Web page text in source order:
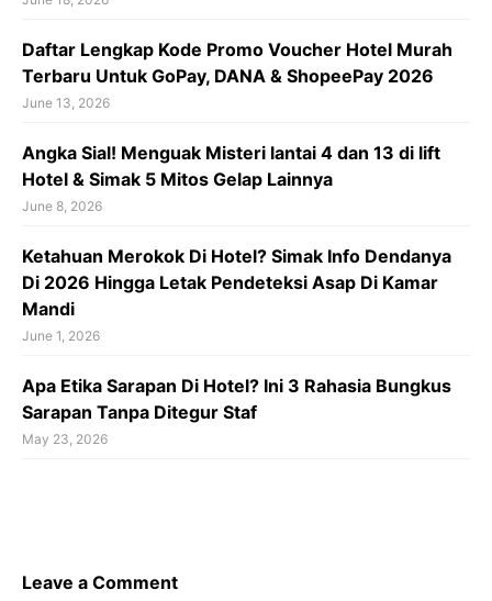
Daftar Lengkap Kode Promo Voucher Hotel Murah
Terbaru Untuk GoPay, DANA & ShopeePay 2026
June 13, 2026
Angka Sial! Menguak Misteri lantai 4 dan 13 di lift
Hotel & Simak 5 Mitos Gelap Lainnya
June 8, 2026
Ketahuan Merokok Di Hotel? Simak Info Dendanya
Di 2026 Hingga Letak Pendeteksi Asap Di Kamar
Mandi
June 1, 2026
Apa Etika Sarapan Di Hotel? Ini 3 Rahasia Bungkus
Sarapan Tanpa Ditegur Staf
May 23, 2026
Leave a Comment